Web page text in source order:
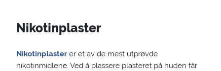
Nikotinplaster
Nikotinplasterer et av de mest utprøvde
nikotinmidlene. Ved å plassere plasteret på huden får